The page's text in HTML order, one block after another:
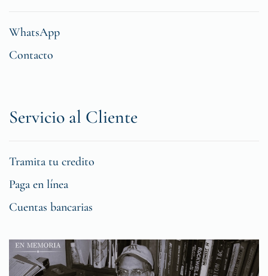
WhatsApp
Contacto
Servicio al Cliente
Tramita tu credito
Paga en línea
Cuentas bancarias